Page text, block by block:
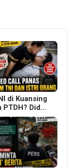
di Kuansing
PTDH? Did…